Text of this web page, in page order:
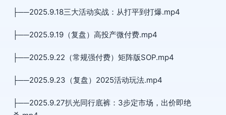
├──2025.9.18三大活动实战：从打平到打爆.mp4
├──2025.9.19（复盘）高投产微付费.mp4
├──2025.9.22（常规强付费）矩阵版SOP.mp4
├──2025.9.23（复盘）2025活动玩法.mp4
├──2025.9.27扒光同行底裤：3步定市场，出价即绝